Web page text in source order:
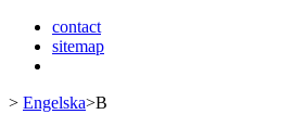
contact
sitemap
> Engelska>B